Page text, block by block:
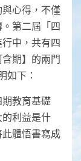
心得，不僅
第二屆「四
中，共有四
期】的兩門
如下：
教育基礎
的利益是什
體悟書寫成